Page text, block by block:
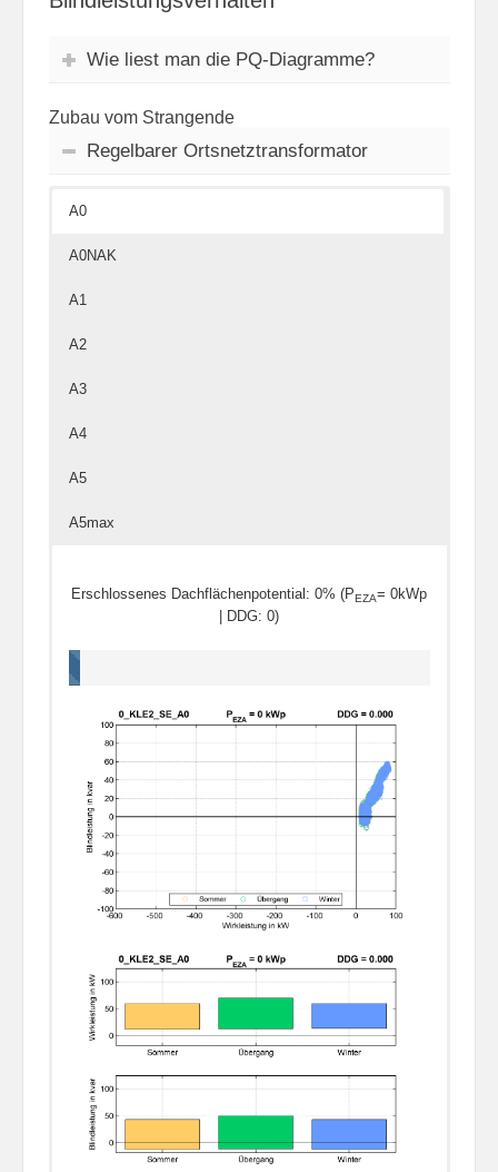
Wie liest man die PQ-Diagramme?
Zubau vom Strangende
Regelbarer Ortsnetztransformator
A0
A0NAK
A1
A2
A3
A4
A5
A5max
Erschlossenes Dachflächenpotential: 0% (PEZA= 0kWp
| DDG: 0)